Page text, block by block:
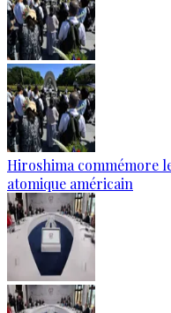
Hiroshima commémore
atomique américain